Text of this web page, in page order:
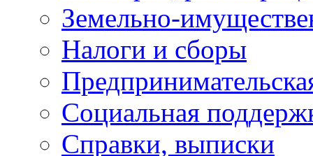
Земельно-
Налоги и сборы
Социальная
Справки, выписки